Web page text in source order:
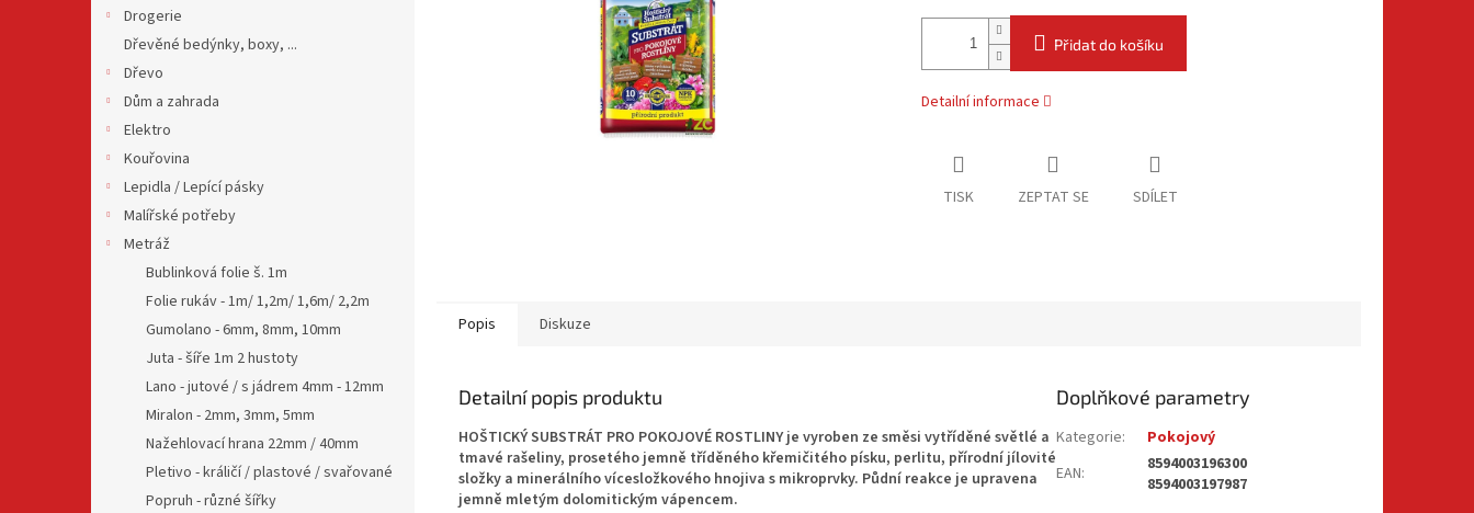
Drogerie
Dřevěné bedýnky, boxy, ...
Dřevo
Dům a zahrada
Elektro
Kouřovina
Lepidla / Lepící pásky
Malířské potřeby
Metráž
Bublinková folie š. 1m
Folie rukáv - 1m/ 1,2m/ 1,6m/ 2,2m
Gumolano - 6mm, 8mm, 10mm
Juta - šíře 1m 2 hustoty
Lano - jutové / s jádrem 4mm - 12mm
Miralon - 2mm, 3mm, 5mm
Nažehlovací hrana 22mm / 40mm
Pletivo - králičí / plastové / svařované
Popruh - různé šířky
Přidat do košíku
Detailní informace
TISK ZEPTAT SE SDÍLET
Popis Diskuze
Detailní popis produktu
HOŠTICKÝ SUBSTRÁT PRO POKOJOVÉ ROSTLINY je vyroben ze směsi vytříděné světlé a
tmavé rašeliny, prosetého jemně tříděného křemičitého písku, perlitu, přírodní jílovité
složky a minerálního vícesložkového hnojiva s mikroprvky. Půdní reakce je upravena
jemně mletým dolomitickým vápencem.
Doplňkové parametry
Kategorie:
Pokojový
EAN:
8594003196300
8594003197987